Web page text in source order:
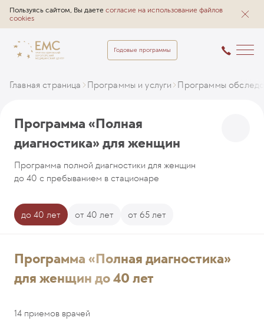
Пользуясь сайтом, Вы даете согласие на использование файлов
cookies
Годовые программы
Главная страница Программы и услуги Программы
Программа «Полная
диагностика» для женщин
Программа полной диагностики для женщин
до 40 с пребыванием в стационаре
до 40 лет от 40 лет от 65 лет
Программа «Полная диагностика»
для женщин до 40 лет
14 приемов врачей